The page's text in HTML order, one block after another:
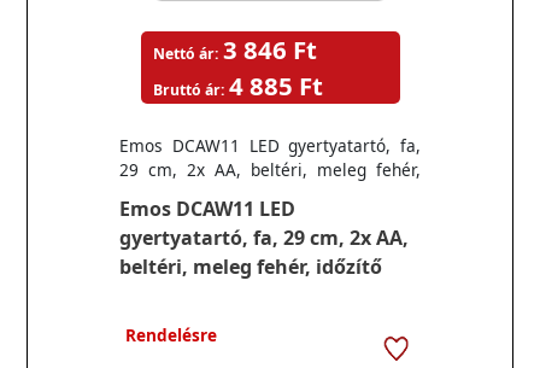
Emos DCAW11 LED
gyertyatartó, fa, 29 cm, 2x AA,
beltéri, meleg fehér, időzítő
Emos DCAW11 LED gyertyatartó, fa,
29 cm, 2x AA, beltéri, meleg fehér,
Nettó ár: 3 846 Ft
Bruttó ár: 4 885 Ft
Rendelésre